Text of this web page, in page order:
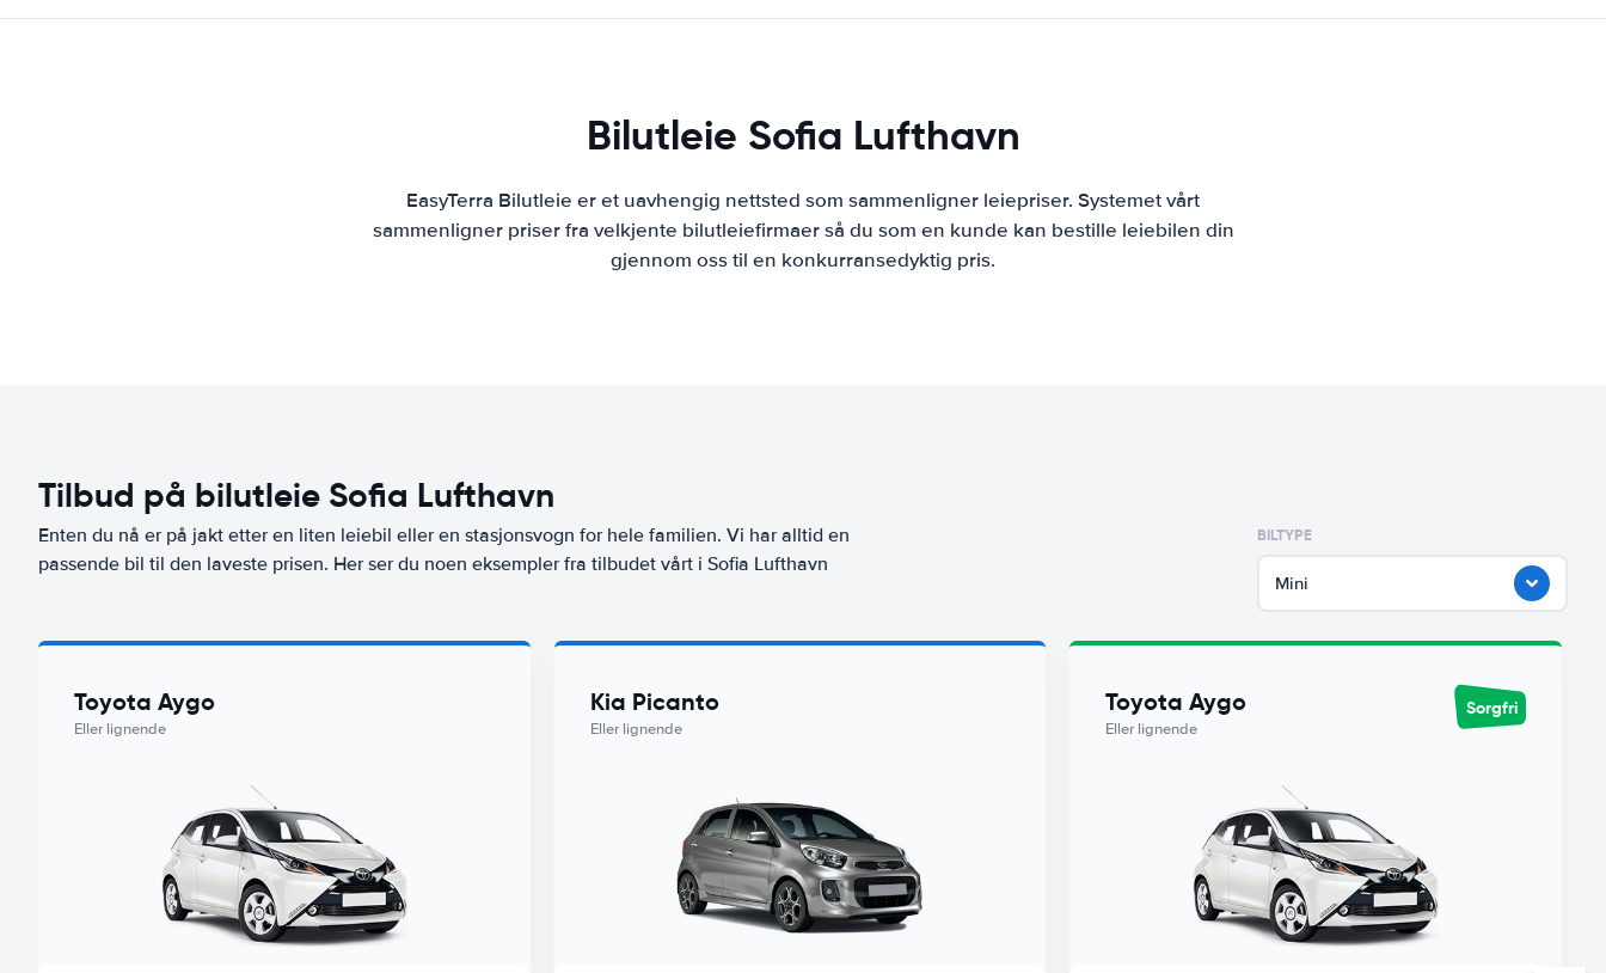
Bilutleie Sofia Lufthavn
EasyTerra Bilutleie er et uavhengig nettsted som sammenligner leiepriser. Systemet vårt
sammenligner priser fra velkjente bilutleiefirmaer så du som en kunde kan bestille leiebilen din
gjennom oss til en konkurransedyktig pris.
Tilbud på bilutleie Sofia Lufthavn
Enten du nå er på jakt etter en liten leiebil eller en stasjonsvogn for hele familien. Vi har alltid en
passende bil til den laveste prisen. Her ser du noen eksempler fra tilbudet vårt i Sofia Lufthavn
BILTYPE
Mini
Toyota Aygo
Eller lignende
Kia Picanto
Eller lignende
Toyota Aygo
Eller lignende
Sorgfri